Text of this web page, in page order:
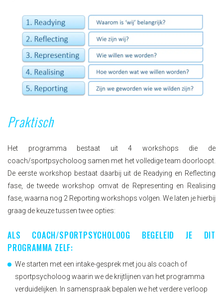
Praktisch
Het programma bestaat uit 4 workshops die de
coach/sportpsycholoog samen met het volledige team doorloopt.
De eerste workshop bestaat daarbij uit de Readying en Reflecting
fase, de tweede workshop omvat de Representing en Realising
fase, waarna nog 2 Reporting workshops volgen. We laten je hierbij
graag de keuze tussen twee opties:
ALS COACH/SPORTPSYCHOLOOG BEGELEID JE DIT
PROGRAMMA ZELF:
We starten met een intake-gesprek met jou als coach of
sportpsycholoog waarin we de krijtlijnen van het programma
verduidelijken. In samenspraak bepalen we het verdere verloop